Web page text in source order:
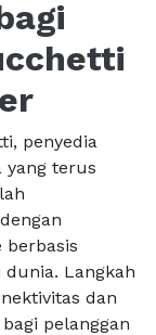
penyedia
yang terus
Langkah
dan
pelanggan